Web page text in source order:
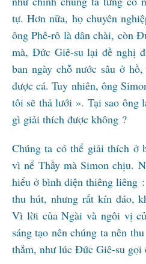
tự. Hơn nữa, họ chuyên
ông Phê-rô là dân chài, còn
mà, Đức Giê-su lại đề nghị
ban ngày chỗ nước sâu ở
được cá. Tuy nhiên, ông
tôi sẽ thả lưới ». Tại sao ông
gì giải thích được không ?
Chúng ta có thể giải thích ở
vì nể Thầy mà Simon chịu.
hiểu ở bình diện thiêng liêng
thu hút, nhưng rất kín đáo,
Vì lời của Ngài và ngôi vị
sáng tạo nên chúng ta nên
thẳm, như lúc Đức Giê-su gọi